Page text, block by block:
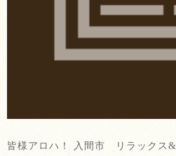
皆様アロハ！ 入間市 リラックス